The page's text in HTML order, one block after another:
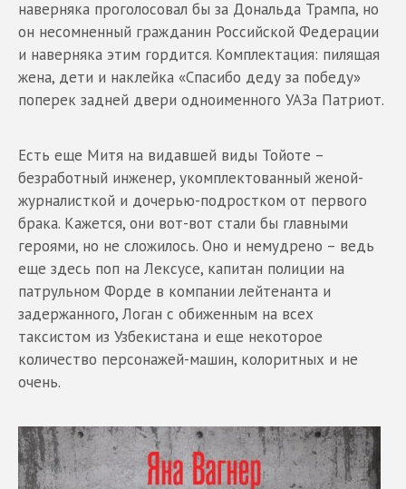
наверняка проголосовал бы за Дональда Трампа, но
он несомненный гражданин Российской Федерации
и наверняка этим гордится. Комплектация: пилящая
жена, дети и наклейка «Спасибо деду за победу»
поперек задней двери одноименного УАЗа Патриот.
Есть еще Митя на видавшей виды Тойоте –
безработный инженер, укомплектованный женой-
журналисткой и дочерью-подростком от первого
брака. Кажется, они вот-вот стали бы главными
героями, но не сложилось. Оно и немудрено – ведь
еще здесь поп на Лексусе, капитан полиции на
патрульном Форде в компании лейтенанта и
задержанного, Логан с обиженным на всех
таксистом из Узбекистана и еще некоторое
количество персонажей-машин, колоритных и не
очень.